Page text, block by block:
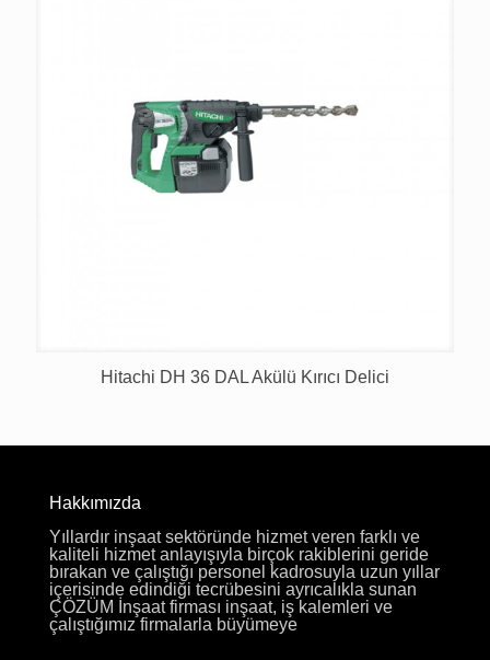
Hitachi DH 36 DAL Akülü Kırıcı Delici
Hakkımızda
Yıllardır inşaat sektöründe hizmet veren farklı ve
kaliteli hizmet anlayışıyla birçok rakiblerini geride
bırakan ve çalıştığı personel kadrosuyla uzun yıllar
içerisinde edindiği tecrübesini ayrıcalıkla sunan
ÇÖZÜM İnşaat firması inşaat, iş kalemleri ve
çalıştığımız firmalarla büyümeye